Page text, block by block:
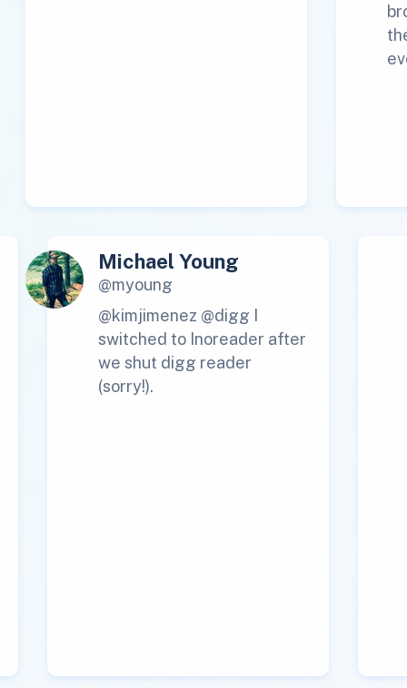
Michael Young
@myoung
@kimjimenez @digg I
switched to Inoreader after
we shut digg reader
(sorry!).